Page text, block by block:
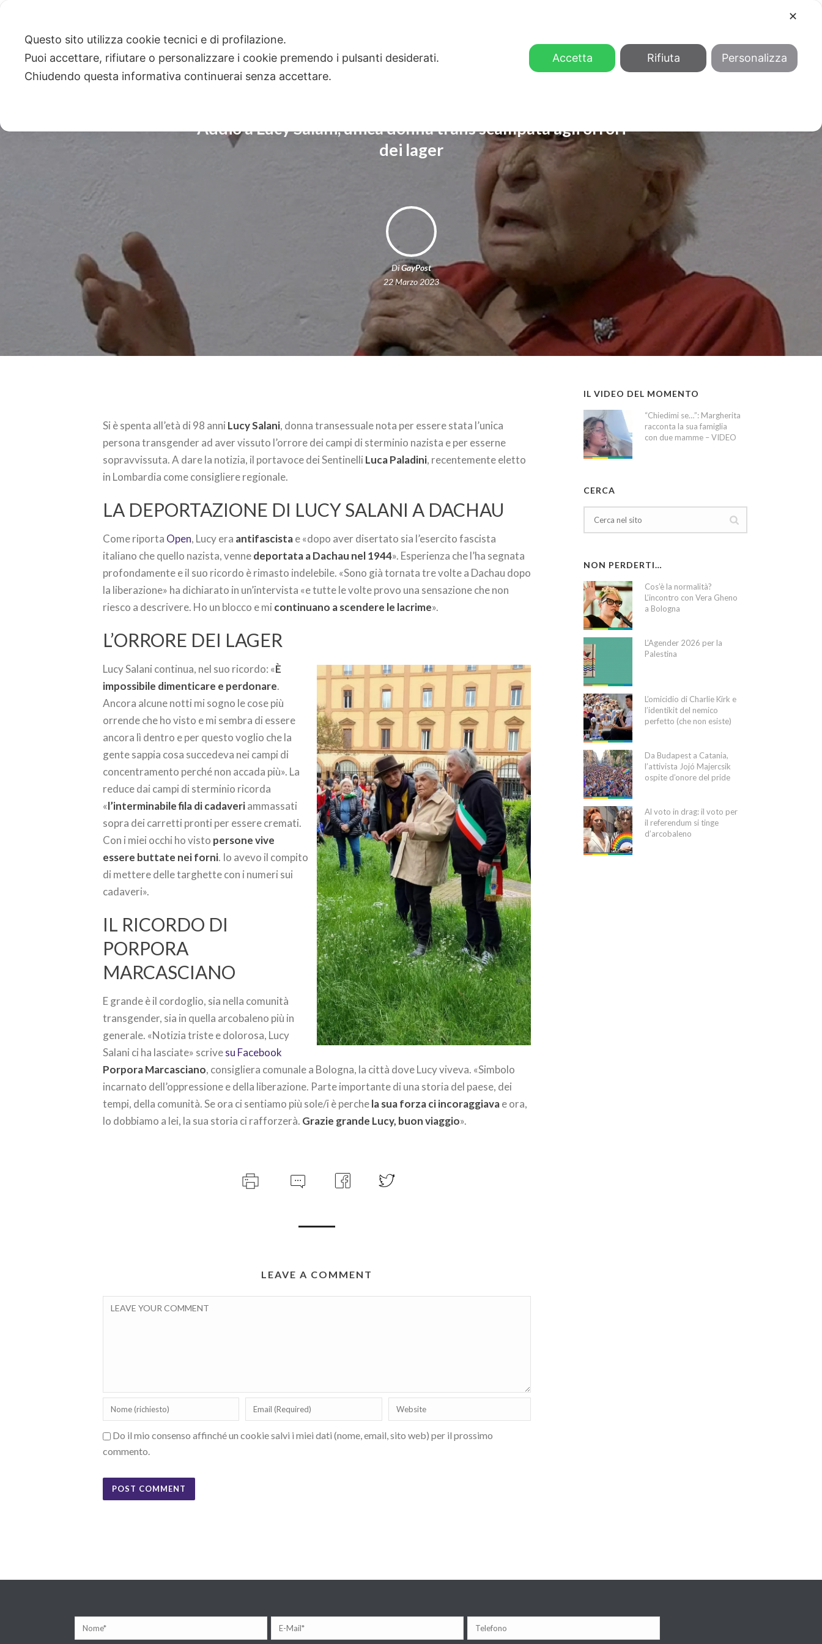
Addio a Lucy Salani, unica donna trans scampata agli orrori
dei lager
DiGayPost
22 Marzo 2023
Si è spenta all’età di 98 anni Lucy Salani, donna transessuale nota per essere stata l’unica
persona transgender ad aver vissuto l’orrore dei campi di sterminio nazista e per esserne
sopravvissuta. A dare la notizia, il portavoce dei Sentinelli Luca Paladini, recentemente eletto
in Lombardia come consigliere regionale.
LA DEPORTAZIONE DI LUCY SALANI A DACHAU
Come riporta Open, Lucy era antifascistae «dopo aver disertato sia l’esercito fascista
italiano che quello nazista, vennedeportata a Dachau nel 1944». Esperienza che l’ha segnata
profondamente e il suo ricordo è rimasto indelebile. «Sono già tornata tre volte a Dachau dopo
la liberazione» ha dichiarato in un’intervista «e tutte le volte provo una sensazione che non
riesco a descrivere. Ho un blocco e mi continuano a scendere le lacrime».
L’ORRORE DEI LAGER
Lucy Salani continua, nel suo ricordo: «È
impossibile dimenticare e perdonare.
Ancora alcune notti mi sogno le cose più
orrende che ho visto e mi sembra di essere
ancora lì dentro e per questo voglio che la
gente sappia cosa succedeva nei campi di
concentramento perché non accada più». La
reduce dai campi di sterminio ricorda
«l’interminabile fila di cadaveriammassati
sopra dei carretti pronti per essere cremati.
Con i miei occhi ho visto persone vive
essere buttate nei forni. Io avevo il compito
di mettere delle targhette con i numeri sui
cadaveri».
IL RICORDO DI
PORPORA
MARCASCIANO
E grande è il cordoglio, sia nella comunità
transgender, sia in quella arcobaleno più in
generale. «Notizia triste e dolorosa, Lucy
Salani ci ha lasciate» scrivesu Facebook
Porpora Marcasciano, consigliera comunale a Bologna, la città dove Lucy viveva. «Simbolo
incarnato dell’oppressione e della liberazione. Parte importante di una storia del paese, dei
tempi, della comunità. Se ora ci sentiamo più sole/i è perchela sua forza ci incoraggiavae ora,
lo dobbiamo a lei, la sua storia ci rafforzerà. Grazie grande Lucy, buon viaggio».
LEAVE A COMMENT
Do il mio consenso affinché un cookie salvi i miei dati (nome, email, sito web) per il prossimo
commento.
IL VIDEO DEL MOMENTO
“Chiedimi se…”: Margherita
racconta la sua famiglia
con due mamme – VIDEO
CERCA
NON PERDERTI…
Cos’è la normalità?
L’incontro con Vera Gheno
a Bologna
L’Agender 2026 per la
Palestina
L’omicidio di Charlie Kirk e
l’identikit del nemico
perfetto (che non esiste)
Da Budapest a Catania,
l’attivista Jojó Majercsik
ospite d’onore del pride
Al voto in drag: il voto per
il referendum si tinge
d’arcobaleno
✕
Questo sito utilizza cookie tecnici e di profilazione.
Puoi accettare, rifiutare o personalizzare i cookie premendo i pulsanti desiderati.
Chiudendo questa informativa continuerai senza accettare.
Accetta Rifiuta Personalizza